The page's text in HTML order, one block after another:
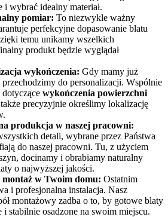
i wybrać idealny materiał.
pomiar: To niezwykle ważny
perfekcyjne dopasowanie blatu
temu unikamy wszelkich
produkt będzie wyglądał
wykończenia: Gdy mamy już
przechodzimy do personalizacji. Wspólnie
dotyczące wykończenia powierzchni
precyzyjnie określimy lokalizację
produkcja w naszej pracowni:
detali, wybrane przez Państwa
do naszej pracowni. Tu, z użyciem
docinamy i obrabiamy naturalny
o najwyższej jakości.
w Twoim domu: Ostatnim
i profesjonalna instalacja. Nasz
montażowy zadba o to, by gotowe blaty
i stabilnie osadzone na swoim miejscu.